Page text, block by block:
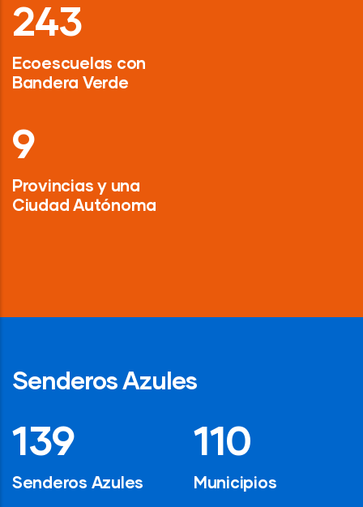
326
Ecoescuelas con
Bandera Verde
13
Provincias y una
Ciudad Autónoma
Senderos Azules
194
Senderos Azules
154
Municipios